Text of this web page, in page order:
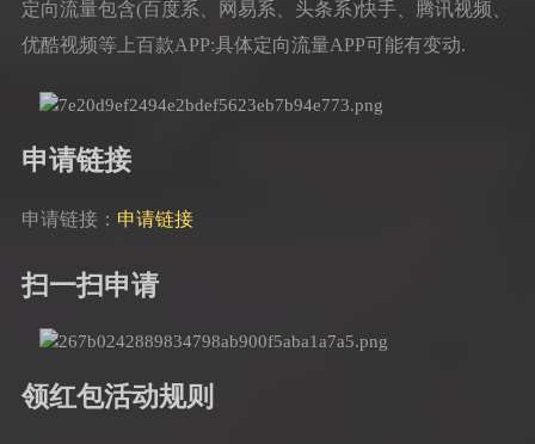
定向流量包含(百度系、网易系、头条系)快手、腾讯视频、
优酷视频等上百款APP:具体定向流量APP可能有变动.
申请链接
申请链接： 申请链接
扫一扫申请
领红包活动规则